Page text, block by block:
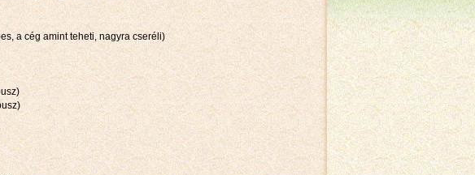
a cég amint teheti, nagyra cseréli)